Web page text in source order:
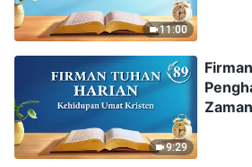
11:00
9:29